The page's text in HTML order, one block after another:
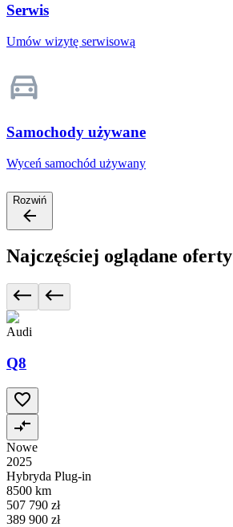
Serwis
Umów wizytę serwisową
Samochody używane
Wyceń samochód używany
Rozwiń
Najczęściej oglądane oferty
Audi
Q8
Nowe
2025
Hybryda Plug-in
8500 km
507 790 zł
389 900 zł